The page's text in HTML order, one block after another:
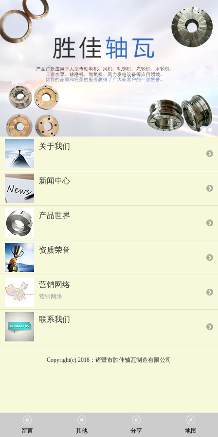
关于我们
新闻中心
产品世界
资质荣誉
营销网络
营销网络
联系我们
Copyright(c) 2018：诸暨市胜佳轴瓦制造有限公司
留言 其他 分享 地图